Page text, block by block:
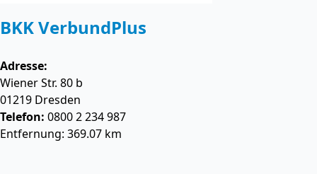
BKK VerbundPlus
Adresse:
Wiener Str. 80 b
01219 Dresden
Telefon: 0800 2 234 987
Entfernung: 369.07 km